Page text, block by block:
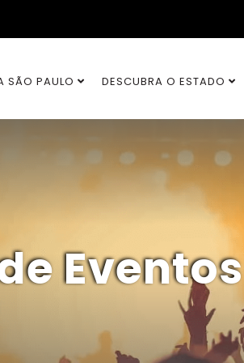
SÃO PAULO DESCUBRA O ESTADO
Eventos